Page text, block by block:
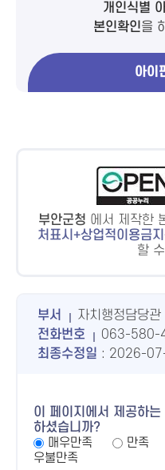
개인식별
본인확인을
아이
부안군청 에서 제작한
처표시+상업적이용금
할
부서
자치행정담당관
전화번호
063-580-
최종수정일 : 2026-
이 페이지에서 제공하
하셨습니까?
매우만족
만족
우불만족